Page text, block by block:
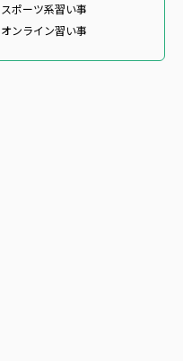
スポーツ系習い事
オンライン習い事